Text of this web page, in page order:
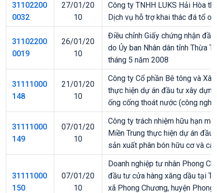
31102200
0032
27/01/20
10
Công ty TNHH LUKS Hải Hòa
Dịch vụ hỗ trợ khai thác đá tổ
31102200
0019
26/01/20
10
Điều chỉnh Giấy chứng nhận
do Ủy ban Nhân dân tỉnh Thừa
tháng 5 năm 2008
31111000
148
21/01/20
10
Công ty Cổ phần Bê tông và
thực hiện dự án đầu tư xây
ống cống thoát nước (công
31111000
149
07/01/20
10
Công ty trách nhiệm hữu hạn
Miền Trung thực hiện dự án đầu
sản xuất phân bón hữu cơ và
31111000
150
07/01/20
10
Doanh nghiệp tư nhân Phong
đầu tư cửa hàng xăng dầu tại
xã Phong Chương, huyện